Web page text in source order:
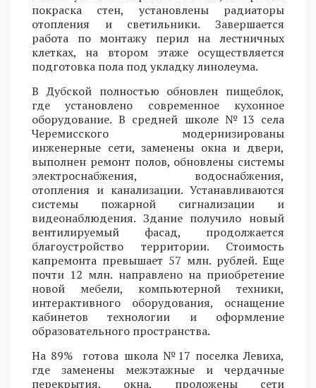
покраска стен, установлены радиаторы
отопления и светильники. Завершается
работа по монтажу перил на лестничных
клетках, на втором этаже осуществляется
подготовка пола под укладку линолеума.
В Дубской полностью обновлен пищеблок,
где установлено современное кухонное
оборудование. В средней школе №13 села
Черемисского модернизированы
инженерные сети, заменены окна и двери,
выполнен ремонт полов, обновлены системы
электроснабжения, водоснабжения,
отопления и канализации. Устанавливаются
системы пожарной сигнализации и
видеонаблюдения. Здание получило новый
вентилируемый фасад, продолжается
благоустройство территории. Стоимость
капремонта превышает 57 млн. рублей. Еще
почти 12 млн. направлено на приобретение
новой мебели, компьютерной техники,
интерактивного оборудования, оснащение
кабинетов технологии и оформление
образовательного пространства.
На 89% готова школа №17 поселка Левиха,
где заменены межэтажные и чердачные
перекрытия, окна, проложены сети